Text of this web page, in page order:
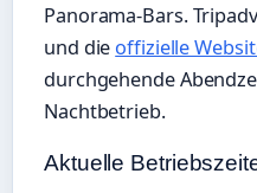
Panorama-Bars.
und die offizielle
durchgehende
Nachtbetrieb.
Aktuelle